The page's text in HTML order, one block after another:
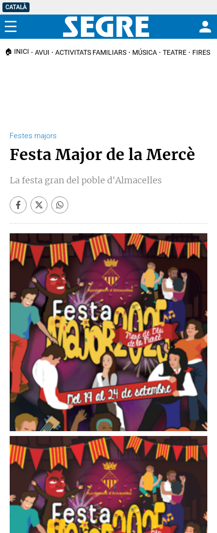
CATALÀ
Menú
🏠 INICI AVUI ACTIVITATS FAMILIARS MÚSICA TEATRE FIRES I
Festes majors
Festa Major de la Mercè
La festa gran del poble d'Almacelles